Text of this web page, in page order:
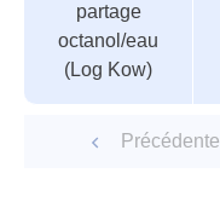
partage
octanol/eau
(Log Kow)
Précédente